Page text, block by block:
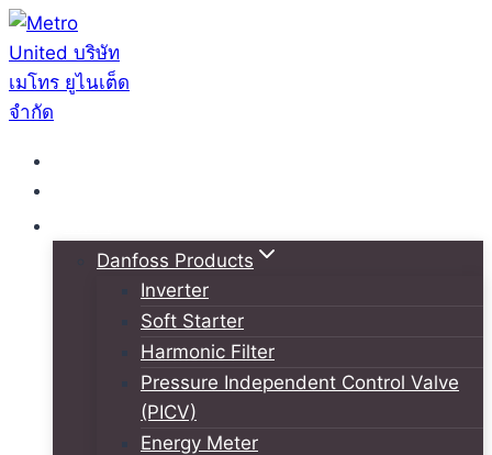
Skip
to
content
Danfoss Products
Inverter
Soft Starter
Harmonic Filter
Pressure Independent Control Valve
(PICV)
Energy Meter